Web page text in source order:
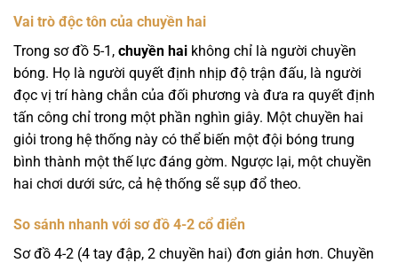
Vai trò độc tôn của chuyền hai
Trong sơ đồ 5-1, chuyền hai không chỉ là người chuyền
bóng. Họ là người quyết định nhịp độ trận đấu, là người
đọc vị trí hàng chắn của đối phương và đưa ra quyết định
tấn công chỉ trong một phần nghìn giây. Một chuyền hai
giỏi trong hệ thống này có thể biến một đội bóng trung
bình thành một thế lực đáng gờm. Ngược lại, một chuyền
hai chơi dưới sức, cả hệ thống sẽ sụp đổ theo.
So sánh nhanh với sơ đồ 4-2 cổ điển
Sơ đồ 4-2 (4 tay đập, 2 chuyền hai) đơn giản hơn. Chuyền